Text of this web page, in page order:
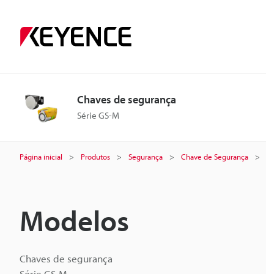
Chaves de segurança
Série GS-M
Página inicial Produtos Segurança Chave de Segurança
Modelos
Chaves de segurança